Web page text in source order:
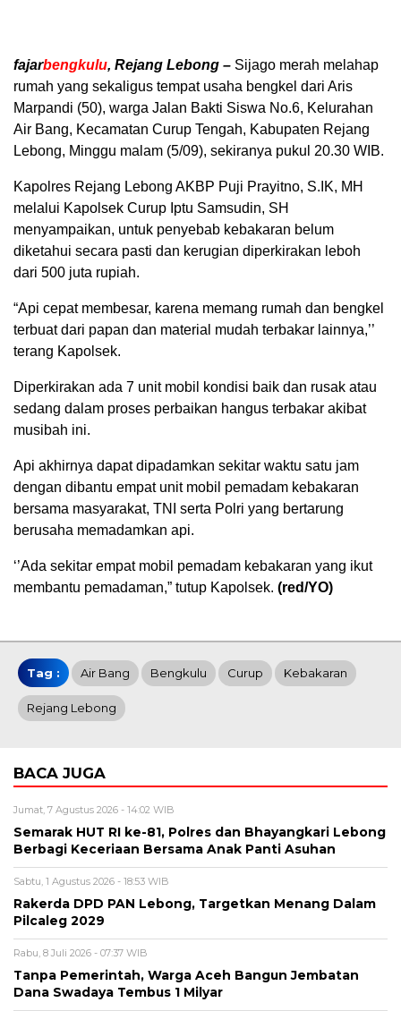
fajarbengkulu, Rejang Lebong – Sijago merah melahap
rumah yang sekaligus tempat usaha bengkel dari Aris
Marpandi (50), warga Jalan Bakti Siswa No.6, Kelurahan
Air Bang, Kecamatan Curup Tengah, Kabupaten Rejang
Lebong, Minggu malam (5/09), sekiranya pukul 20.30 WIB.
Kapolres Rejang Lebong AKBP Puji Prayitno, S.IK, MH
melalui Kapolsek Curup Iptu Samsudin, SH
menyampaikan, untuk penyebab kebakaran belum
diketahui secara pasti dan kerugian diperkirakan leboh
dari 500 juta rupiah.
“Api cepat membesar, karena memang rumah dan bengkel
terbuat dari papan dan material mudah terbakar lainnya,’’
terang Kapolsek.
Diperkirakan ada 7 unit mobil kondisi baik dan rusak atau
sedang dalam proses perbaikan hangus terbakar akibat
musibah ini.
Api akhirnya dapat dipadamkan sekitar waktu satu jam
dengan dibantu empat unit mobil pemadam kebakaran
bersama masyarakat, TNI serta Polri yang bertarung
berusaha memadamkan api.
‘’Ada sekitar empat mobil pemadam kebakaran yang ikut
membantu pemadaman,” tutup Kapolsek. (red/YO)
Tag : Air Bang Bengkulu Curup Kebakaran
Rejang Lebong
BACA JUGA
Jumat, 7 Agustus 2026 - 14:02 WIB
Semarak HUT RI ke-81, Polres dan Bhayangkari Lebong
Berbagi Keceriaan Bersama Anak Panti Asuhan
Sabtu, 1 Agustus 2026 - 18:53 WIB
Rakerda DPD PAN Lebong, Targetkan Menang Dalam
Pilcaleg 2029
Rabu, 8 Juli 2026 - 07:37 WIB
Tanpa Pemerintah, Warga Aceh Bangun Jembatan
Dana Swadaya Tembus 1 Milyar